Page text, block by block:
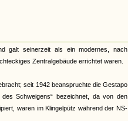
galt seinerzeit als ein modernes, nach
Zentralgebäude errichtet waren.
seit 1942 beanspruchte die Gestapo
Schweigens“ bezeichnet, da von den
waren im Klingelpütz während der NS-